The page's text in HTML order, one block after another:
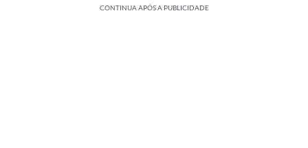
CONTINUA APÓS A PUBLICIDADE